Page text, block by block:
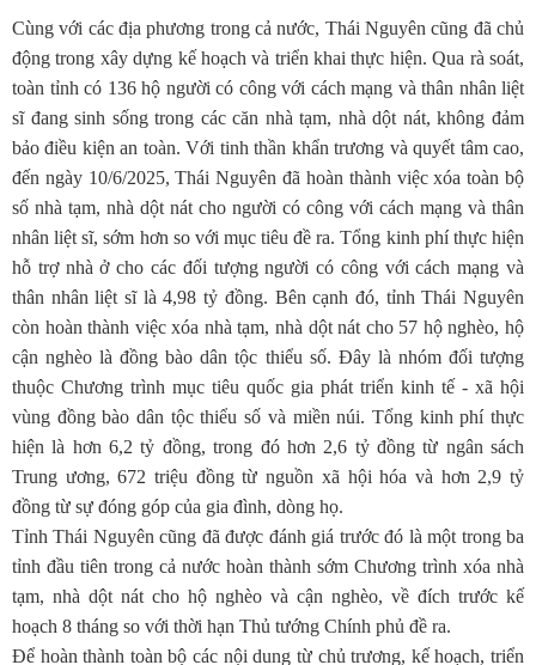
Cùng với các địa phương trong cả nước, Thái Nguyên cũng đã chủ
động trong xây dựng kế hoạch và triển khai thực hiện. Qua rà soát,
toàn tỉnh có 136 hộ người có công với cách mạng và thân nhân liệt
sĩ đang sinh sống trong các căn nhà tạm, nhà dột nát, không đảm
bảo điều kiện an toàn. Với tinh thần khẩn trương và quyết tâm cao,
đến ngày 10/6/2025, Thái Nguyên đã hoàn thành việc xóa toàn bộ
số nhà tạm, nhà dột nát cho người có công với cách mạng và thân
nhân liệt sĩ, sớm hơn so với mục tiêu đề ra. Tổng kinh phí thực hiện
hỗ trợ nhà ở cho các đối tượng người có công với cách mạng và
thân nhân liệt sĩ là 4,98 tỷ đồng. Bên cạnh đó, tỉnh Thái Nguyên
còn hoàn thành việc xóa nhà tạm, nhà dột nát cho 57 hộ nghèo, hộ
cận nghèo là đồng bào dân tộc thiểu số. Đây là nhóm đối tượng
thuộc Chương trình mục tiêu quốc gia phát triển kinh tế - xã hội
vùng đồng bào dân tộc thiểu số và miền núi. Tổng kinh phí thực
hiện là hơn 6,2 tỷ đồng, trong đó hơn 2,6 tỷ đồng từ ngân sách
Trung ương, 672 triệu đồng từ nguồn xã hội hóa và hơn 2,9 tỷ
đồng từ sự đóng góp của gia đình, dòng họ.
Tỉnh Thái Nguyên cũng đã được đánh giá trước đó là một trong ba
tỉnh đầu tiên trong cả nước hoàn thành sớm Chương trình xóa nhà
tạm, nhà dột nát cho hộ nghèo và cận nghèo, về đích trước kế
hoạch 8 tháng so với thời hạn Thủ tướng Chính phủ đề ra.
Để hoàn thành toàn bộ các nội dung từ chủ trương, kế hoạch, triển